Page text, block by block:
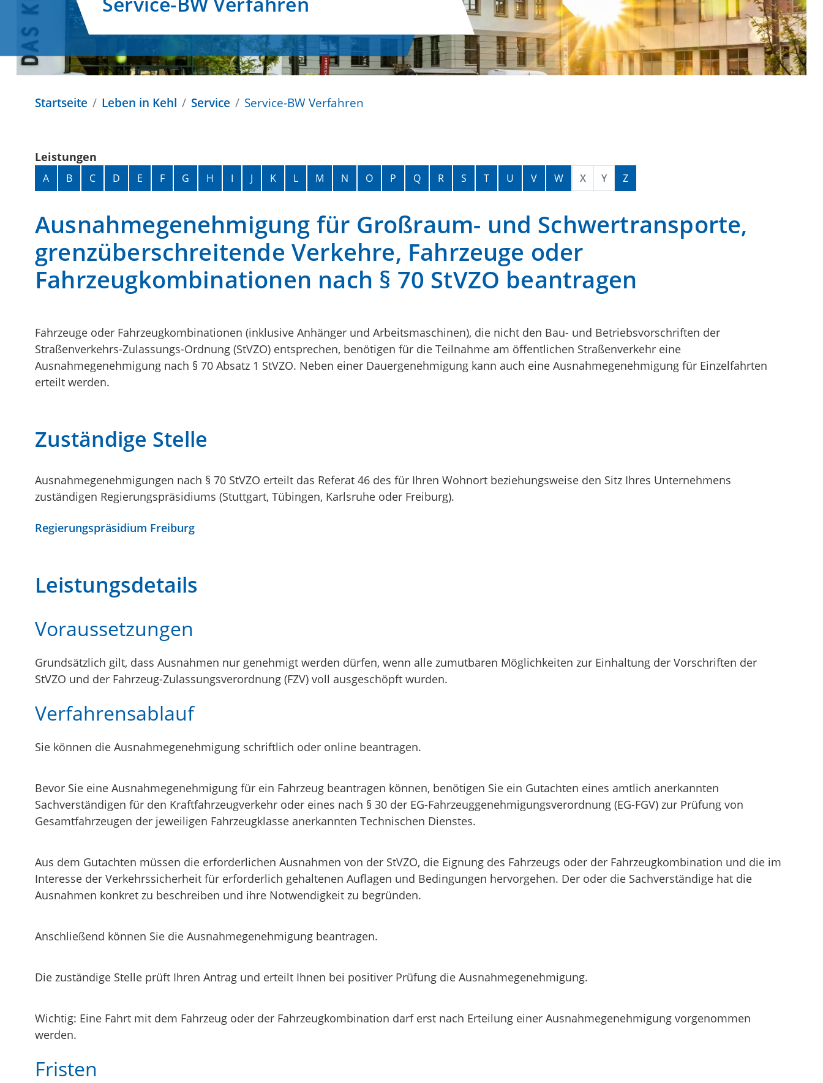
Startseite Leben in Kehl Service Service-BW Verfahren
Leistungen
Alphabetisches Register überspringen
A B C D E F G H I J K L M N O P Q R S T U V W X Y Z
Ausnahmegenehmigung für Großraum- und Schwertransporte,
grenzüberschreitende Verkehre, Fahrzeuge oder
Fahrzeugkombinationen nach § 70 StVZO beantragen
Fahrzeuge oder Fahrzeugkombinationen (inklusive Anhänger und Arbeitsmaschinen), die nicht den Bau- und Betriebsvorschriften der
Straßenverkehrs-Zulassungs-Ordnung (StVZO) entsprechen, benötigen für die Teilnahme am öffentlichen Straßenverkehr eine
Ausnahmegenehmigung nach § 70 Absatz 1 StVZO. Neben einer Dauergenehmigung kann auch eine Ausnahmegenehmigung für Einzelfahrten
erteilt werden.
Zuständige Stelle
Ausnahmegenehmigungen nach § 70 StVZO erteilt das Referat 46 des für Ihren Wohnort beziehungsweise den Sitz Ihres Unternehmens
zuständigen Regierungspräsidiums (Stuttgart, Tübingen, Karlsruhe oder Freiburg).
Regierungspräsidium Freiburg
Leistungsdetails
Voraussetzungen
Grundsätzlich gilt, dass Ausnahmen nur genehmigt werden dürfen, wenn alle zumutbaren Möglichkeiten zur Einhaltung der Vorschriften der
StVZO und der Fahrzeug-Zulassungsverordnung (FZV) voll ausgeschöpft wurden.
Verfahrensablauf
Sie können die Ausnahmegenehmigung schriftlich oder online beantragen.
Bevor Sie eine Ausnahmegenehmigung für ein Fahrzeug beantragen können, benötigen Sie ein Gutachten eines amtlich anerkannten
Sachverständigen für den Kraftfahrzeugverkehr oder eines nach § 30 der EG-Fahrzeuggenehmigungsverordnung (EG-FGV) zur Prüfung von
Gesamtfahrzeugen der jeweiligen Fahrzeugklasse anerkannten Technischen Dienstes.
Aus dem Gutachten müssen die erforderlichen Ausnahmen von der StVZO, die Eignung des Fahrzeugs oder der Fahrzeugkombination und die im
Interesse der Verkehrssicherheit für erforderlich gehaltenen Auflagen und Bedingungen hervorgehen. Der oder die Sachverständige hat die
Ausnahmen konkret zu beschreiben und ihre Notwendigkeit zu begründen.
Anschließend können Sie die Ausnahmegenehmigung beantragen.
Die zuständige Stelle prüft Ihren Antrag und erteilt Ihnen bei positiver Prüfung die Ausnahmegenehmigung.
Wichtig: Eine Fahrt mit dem Fahrzeug oder der Fahrzeugkombination darf erst nach Erteilung einer Ausnahmegenehmigung vorgenommen
werden.
Fristen